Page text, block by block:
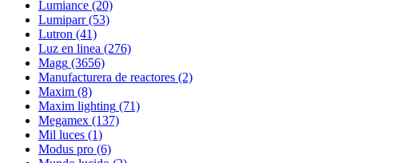
Lumiance (20)
Lumiparr (53)
Lutron (41)
Luz en linea (276)
Magg (3656)
Manufacturera de reactores (2)
Maxim (8)
Maxim lighting (71)
Megamex (137)
Mil luces (1)
Modus pro (6)